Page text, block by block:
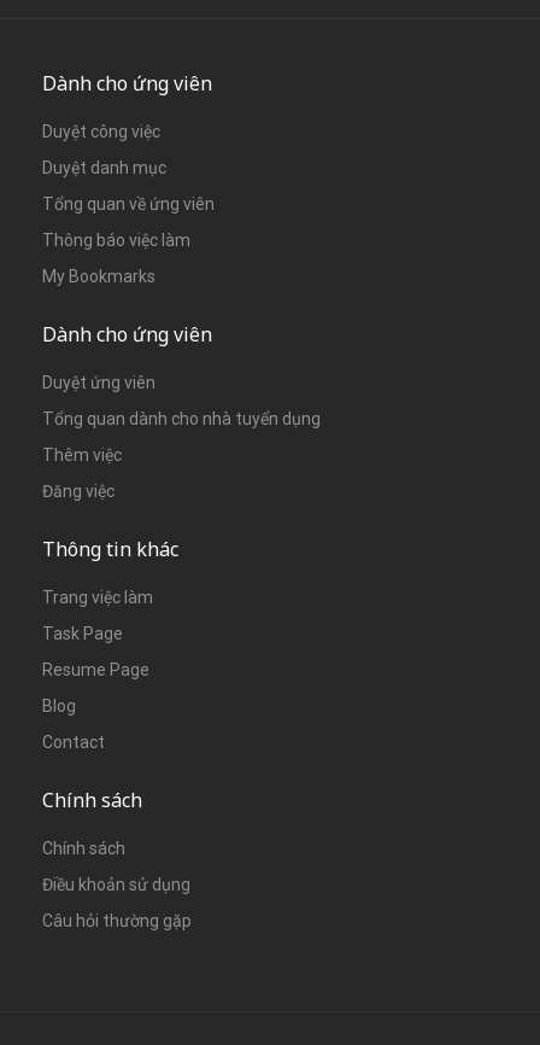
Dành cho ứng viên
Duyệt công việc
Duyệt danh mục
Tổng quan về ứng viên
Thông báo việc làm
My Bookmarks
Dành cho ứng viên
Duyệt ứng viên
Tổng quan dành cho nhà tuyển dụng
Thêm việc
Đăng việc
Thông tin khác
Trang việc làm
Task Page
Resume Page
Blog
Contact
Chính sách
Chính sách
Điều khoản sử dụng
Câu hỏi thường gặp